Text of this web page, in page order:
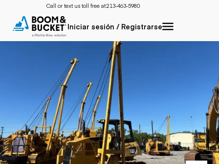
Call or text us toll free at:213-463-5980
Iniciar sesión / Registrarse